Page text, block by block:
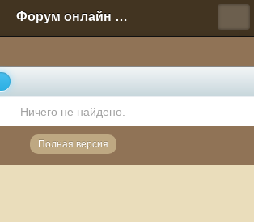
Форум онлайн игры "Новая Эра" (Нюра Биз)
Ничего не найдено.
Полная версия